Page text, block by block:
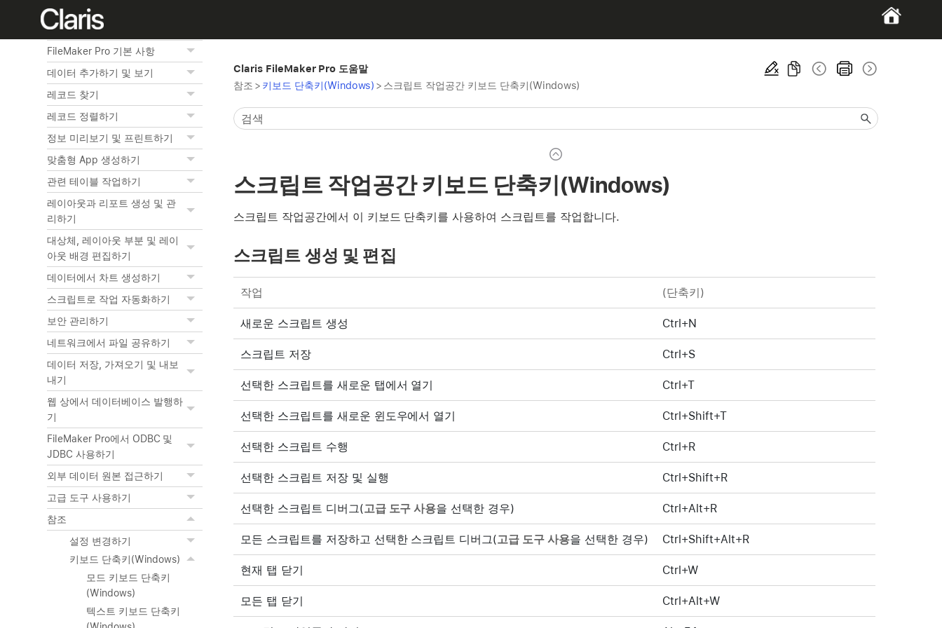
홈
FileMaker Pro 기본 사항
데이터 추가하기 및 보기
레코드 찾기
레코드 정렬하기
정보 미리보기 및 프린트하기
맞춤형 App 생성하기
관련 테이블 작업하기
레이아웃과 리포트 생성 및 관
리하기
대상체, 레이아웃 부분 및 레이
아웃 배경 편집하기
데이터에서 차트 생성하기
스크립트로 작업 자동화하기
보안 관리하기
네트워크에서 파일 공유하기
데이터 저장, 가져오기 및 내보
내기
웹 상에서 데이터베이스 발행하
기
FileMaker Pro에서 ODBC 및
JDBC 사용하기
외부 데이터 원본 접근하기
고급 도구 사용하기
참조
설정 변경하기
키보드 단축키(Windows)
모드 키보드 단축키
(Windows)
텍스트 키보드 단축키
Claris FileMaker Pro 도움말
참조 > 키보드 단축키(Windows) > 스크립트 작업공간 키보드 단축키(Windows)
스크립트 작업공간 키보드 단축키(Windows)
스크립트 작업공간에서 이 키보드 단축키를 사용하여 스크립트를 작업합니다.
스크립트 생성 및 편집
작업 (단축키)
새로운 스크립트 생성 Ctrl+N
스크립트 저장 Ctrl+S
선택한 스크립트를 새로운 탭에서 열기 Ctrl+T
선택한 스크립트를 새로운 윈도우에서 열기 Ctrl+Shift+T
선택한 스크립트 수행 Ctrl+R
선택한 스크립트 저장 및 실행 Ctrl+Shift+R
선택한 스크립트 디버그(고급 도구 사용을 선택한 경우) Ctrl+Alt+R
모든 스크립트를 저장하고 선택한 스크립트 디버그(고급 도구 사용을 선택한 경우) Ctrl+Shift+Alt+R
현재 탭 닫기 Ctrl+W
모든 탭 닫기 Ctrl+Alt+W